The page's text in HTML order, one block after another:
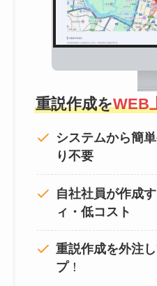
重説作成をWEB
システムから簡
り不要
自社社員が作成
ィ・低コスト
重説作成を外注
プ！